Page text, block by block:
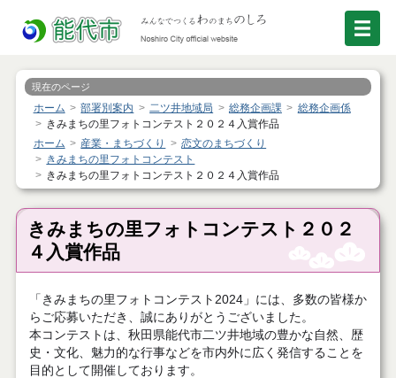
現在のページ
ホーム 部署別案内 二ツ井地域局 総務企画課
総務企画係
きみまちの里フォトコンテスト２０２４入賞作品
ホーム
産業・まちづくり
恋文のまちづくり
きみまちの里フォトコンテスト
きみまちの里フォトコンテスト２０２４入賞作品
きみまちの里フォトコンテスト２０２
４入賞作品
「きみまちの里フォトコンテスト2024」には、多数の皆様か
らご応募いただき、誠にありがとうございました。
本コンテストは、秋田県能代市二ツ井地域の豊かな自然、歴
史・文化、魅力的な行事などを市内外に広く発信することを
目的として開催しております。